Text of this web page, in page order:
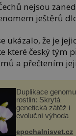
nejsou
ještěrů
ukázalo, že je
které český tým
a přečtením
Duplikace
rostlin: Skrytá
genetická zátěž i
evoluční výhoda
epochalnisvet.cz